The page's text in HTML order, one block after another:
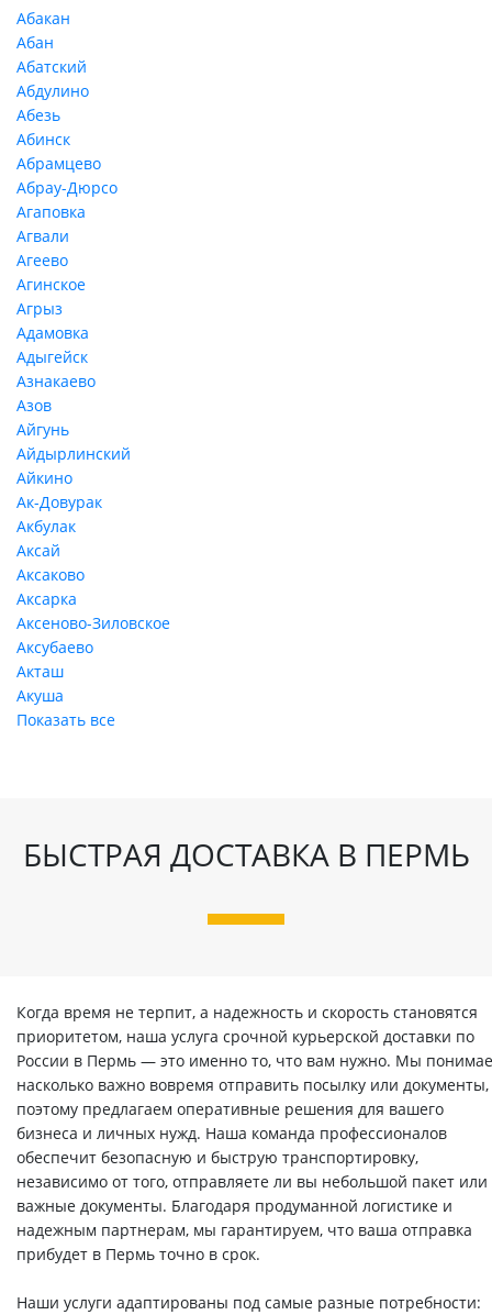
Абакан
Абан
Абатский
Абдулино
Абезь
Абинск
Абрамцево
Абрау-Дюрсо
Агаповка
Агвали
Агеево
Агинское
Агрыз
Адамовка
Адыгейск
Азнакаево
Азов
Айгунь
Айдырлинский
Айкино
Ак-Довурак
Акбулак
Аксай
Аксаково
Аксарка
Аксеново-Зиловское
Аксубаево
Акташ
Акуша
Показать все
БЫСТРАЯ ДОСТАВКА В ПЕРМЬ
Когда время не терпит, а надежность и скорость становятся
приоритетом, наша услуга срочной курьерской доставки по
России в Пермь — это именно то, что вам нужно. Мы
насколько важно вовремя отправить посылку или документы,
поэтому предлагаем оперативные решения для вашего
бизнеса и личных нужд. Наша команда профессионалов
обеспечит безопасную и быструю транспортировку,
независимо от того, отправляете ли вы небольшой пакет или
важные документы. Благодаря продуманной логистике и
надежным партнерам, мы гарантируем, что ваша отправка
прибудет в Пермь точно в срок.
Наши услуги адаптированы под самые разные потребности: